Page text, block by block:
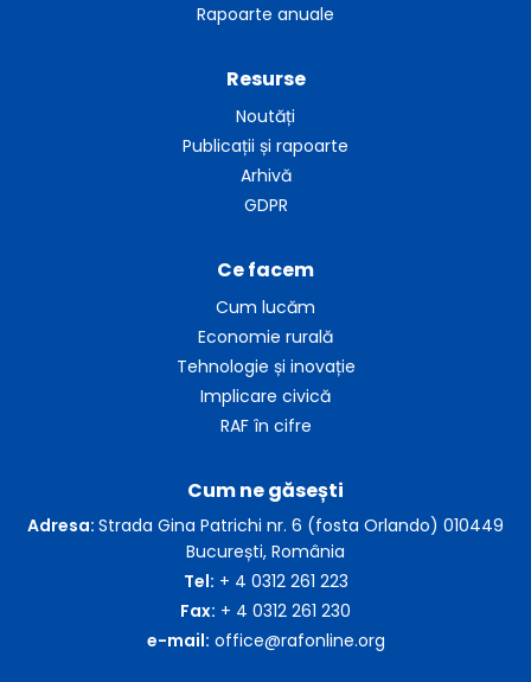
Rapoarte anuale
Ce facem
Cum lucăm
Economie rurală
Tehnologie și inovație
Implicare civică
RAF în cifre
Resurse
Noutăți
Publicații și rapoarte
Arhivă
GDPR
Cum ne găsești
Adresa: Strada Gina Patrichi nr. 6 (fosta Orlando) 010449
București, România
Tel: + 4 0312 261 223
Fax: + 4 0312 261 230
e-mail: office@rafonline.org